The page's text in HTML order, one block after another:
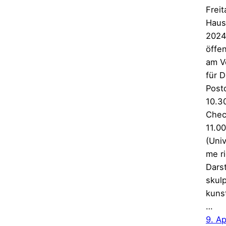
am
für
me
…
9.